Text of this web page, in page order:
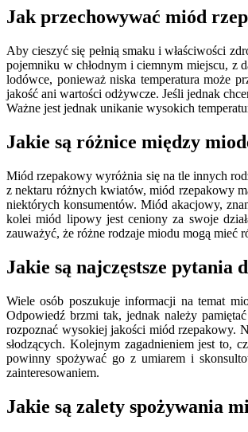
Jak przechowywać miód
Aby cieszyć się pełnią smaku i właściwości
pojemniku w chłodnym i ciemnym miejscu, z
lodówce, ponieważ niska temperatura może
jakość ani wartości odżywcze. Jeśli jednak
Ważne jest jednak unikanie wysokich
Jakie są różnice między
Miód rzepakowy wyróżnia się na tle innych
z nektaru różnych kwiatów, miód rzepakowy
niektórych konsumentów. Miód akacjowy,
kolei miód lipowy jest ceniony za swoje
zauważyć, że różne rodzaje miodu mogą
Jakie są najczęstsze pytania
Wiele osób poszukuje informacji na temat
Odpowiedź brzmi tak, jednak należy
rozpoznać wysokiej jakości miód rzepakowy.
słodzących. Kolejnym zagadnieniem jest to,
powinny spożywać go z umiarem i
zainteresowaniem.
Jakie są zalety spożywania